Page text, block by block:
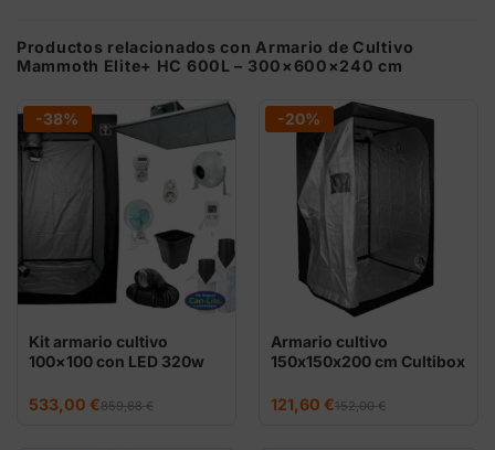
Productos relacionados con Armario de Cultivo
Mammoth Elite+ HC 600L – 300×600×240 cm
-38%
Kit armario cultivo
100×100 con LED 320w
859,68€
El
precio
533,00 €
El
precio
-20%
Armario cultivo
150x150x200 cm Cultibox
152,00€
El
precio
121,60 €
El
precio